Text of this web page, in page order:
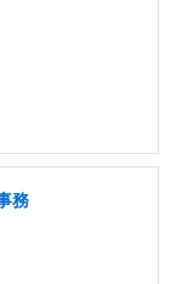
務